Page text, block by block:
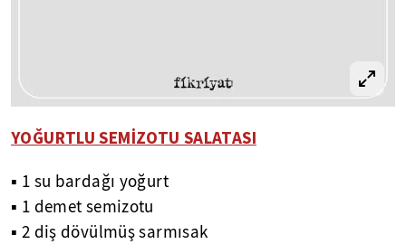
YOĞURTLU SEMİZOTU SALATASI
▪ 1 su bardağı yoğurt
▪ 1 demet semizotu
▪ 2 diş dövülmüş sarmısak